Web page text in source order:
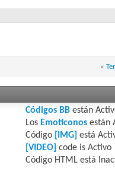
«
Códigos BBestán
Los Emoticonosestán
Código
[IMG] está
[VIDEO] code is Activo
Código HTML está